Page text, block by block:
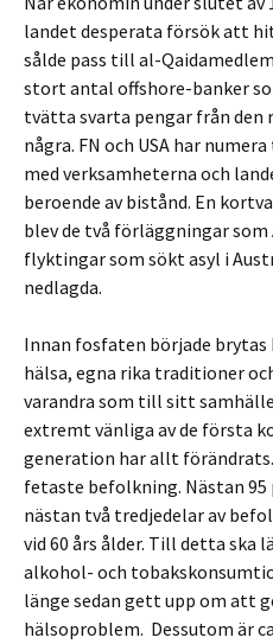
landet desperata försök att
sålde pass till al-
stort antal offshore-banker
tvätta svarta pengar från den
några. FN och USA har
med verksamheterna och
beroende av bistånd. En
blev de två förläggningar
flyktingar som sökt asyl i
nedlagda.
Innan fosfaten började brytas
hälsa, egna rika traditioner
varandra som till sitt
extremt vänliga av de första
generation har allt
fetaste befolkning. Nästan
nästan två tredjedelar av
vid 60 års ålder. Till detta ska
alkohol- och
länge sedan gett upp om att
hälsoproblem. Dessutom är